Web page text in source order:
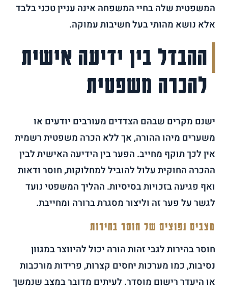
המשפטית שלה בחיי המשפחה אינה עניין טכני בלבד
אלא נושא מהותי בעל חשיבות עמוקה.
ההבדל בין ידיעה אישית
להכרה משפטית
ישנם מקרים שבהם הצדדים מעורבים יודעים או
משערים מיהו ההורה, אך ללא הכרה משפטית רשמית
אין לכך תוקף מחייב. הפער בין הידיעה האישית לבין
ההכרה החוקית עלול להוביל למחלוקות, חוסר ודאות
ואף פגיעה בזכויות בסיסיות. ההליך המשפטי נועד
לגשר על פער זה וליצור מסגרת ברורה ומחייבת.
מצבים נפוצים של חוסר בהירות
חוסר בהירות לגבי זהות הורה יכול להיווצר במגוון
נסיבות, כמו מערכות יחסים קצרות, פרידות מורכבות
או היעדר רישום מוסדר. לעיתים מדובר במצב שנמשך